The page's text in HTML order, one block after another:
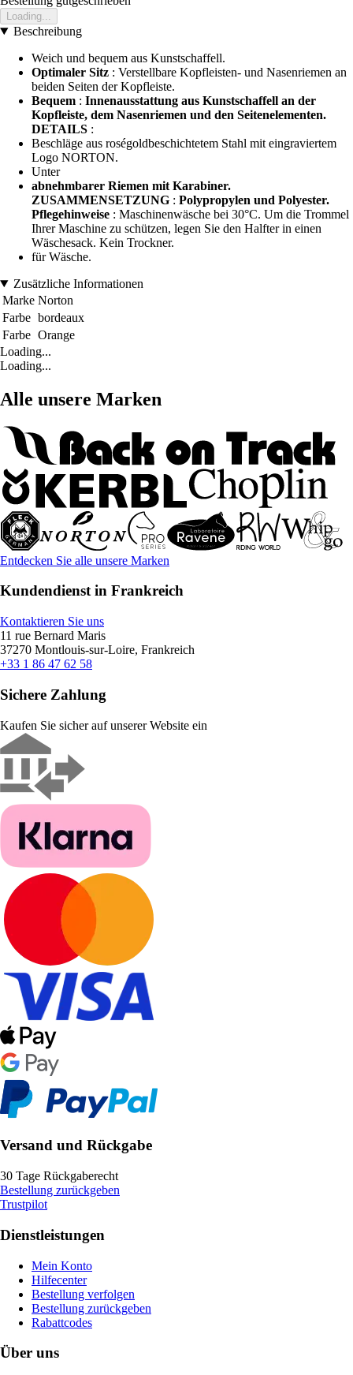
Loading...
Beschreibung
Weich und bequem aus Kunstschaffell.
Optimaler Sitz : Verstellbare Kopfleisten- und Nasenriemen an
beiden Seiten der Kopfleiste.
Bequem : Innenausstattung aus Kunstschaffell an der
Kopfleiste, dem Nasenriemen und den Seitenelementen.
DETAILS :
Beschläge aus roségoldbeschichtetem Stahl mit eingraviertem
Logo NORTON.
Unter
abnehmbarer Riemen mit Karabiner.
ZUSAMMENSETZUNG : Polypropylen und Polyester.
Pflegehinweise : Maschinenwäsche bei 30°C. Um die Trommel
Ihrer Maschine zu schützen, legen Sie den Halfter in einen
Wäschesack. Kein Trockner.
für Wäsche.
Zusätzliche Informationen
Marke Norton
Farbe bordeaux
Farbe Orange
Loading...
Loading...
Alle unsere Marken
Entdecken Sie alle unsere Marken
Kundendienst in Frankreich
Kontaktieren Sie uns
11 rue Bernard Maris
37270 Montlouis-sur-Loire, Frankreich
+33 1 86 47 62 58
Sichere Zahlung
Kaufen Sie sicher auf unserer Website ein
Versand und Rückgabe
30 Tage Rückgaberecht
Bestellung zurückgeben
Trustpilot
Dienstleistungen
Mein Konto
Hilfecenter
Bestellung verfolgen
Bestellung zurückgeben
Rabattcodes
Über uns